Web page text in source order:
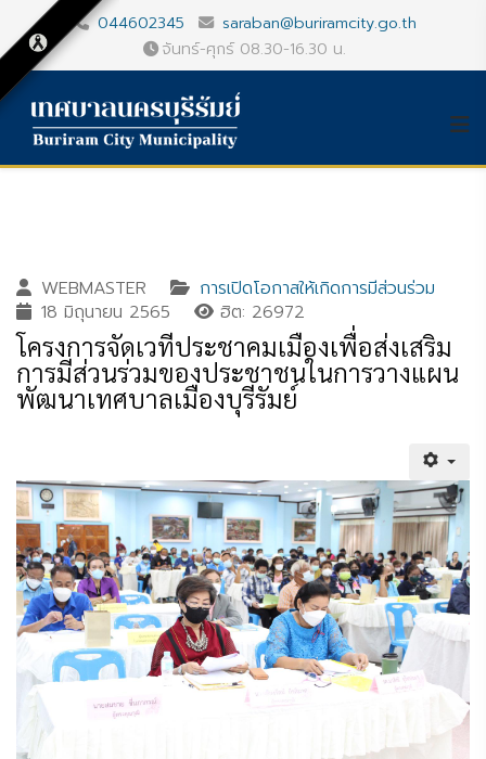
044602345
saraban@buriramcity.go.th
จันทร์-ศุกร์ 08.30-16.30 น.
WEBMASTER
การเปิดโอกาสให้เกิดการมีส่วนร่วม
18 มิถุนายน 2565
ฮิต: 26972
โครงการจัดเวทีประชาคมเมืองเพื่อส่งเสริม
การมีส่วนร่วมของประชาชนในการวางแผน
พัฒนาเทศบาลเมืองบุรีรัมย์